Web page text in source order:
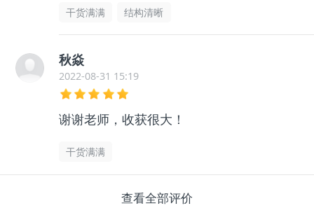
干货满满
结构清晰
秋焱
2022-08-31 15:19
谢谢老师，收获很大！
干货满满
查看全部评价